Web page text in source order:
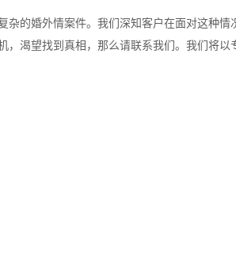
杂的婚外情案件。我们深知客户在面对这种
，渴望找到真相，那么请联系我们。我们将